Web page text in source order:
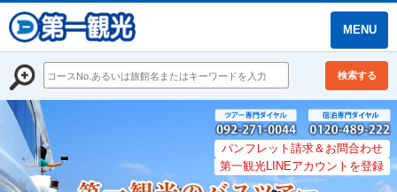
MENU
検索する
パンフレット請求＆お問合わせ
第一観光LINEアカウントを登録